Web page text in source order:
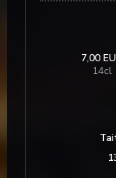
7,00
14cl